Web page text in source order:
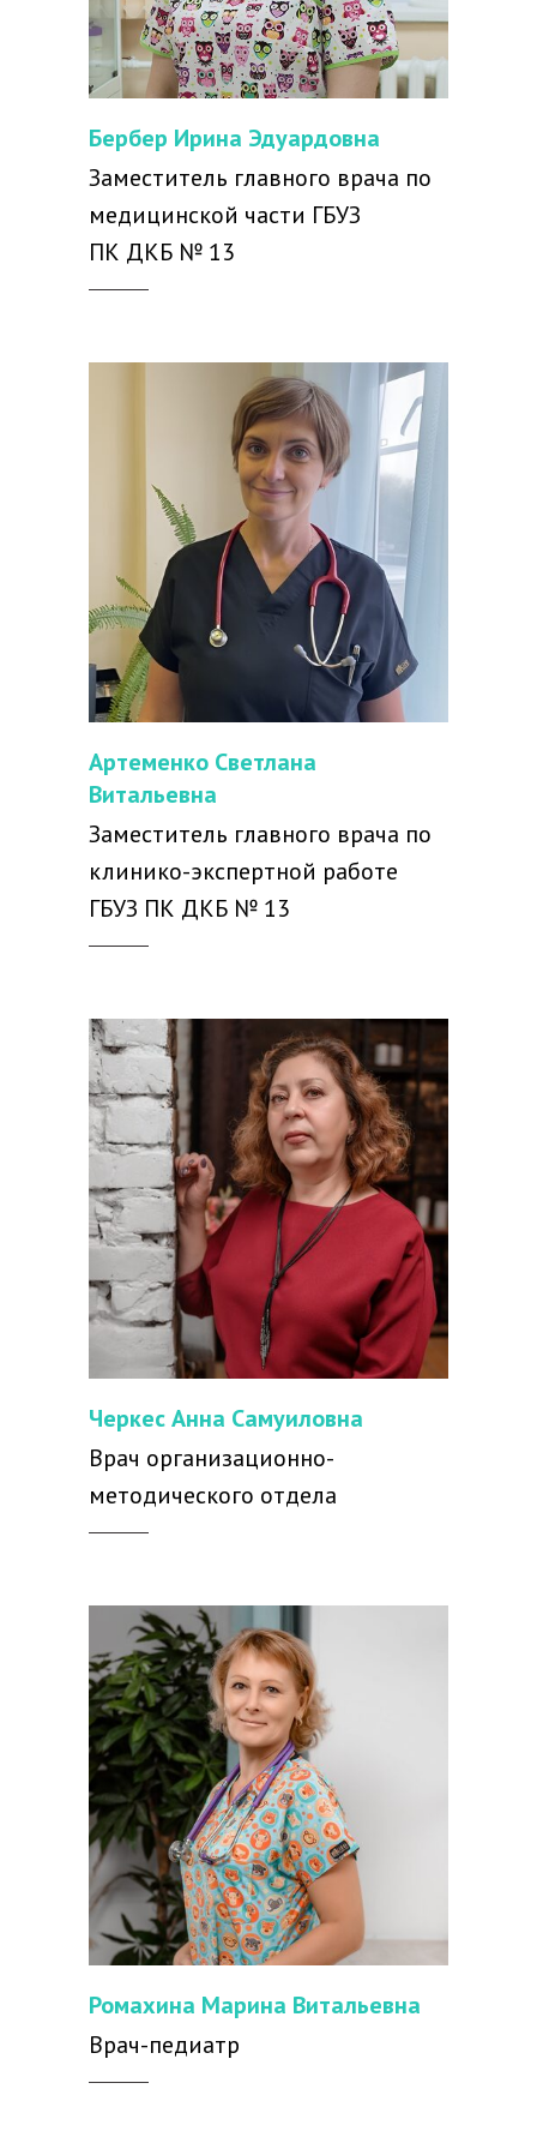
Бербер Ирина Эдуардовна
Заместитель главного врача по
медицинской части ГБУЗ
ПК ДКБ № 13
Артеменко Светлана
Витальевна
Заместитель главного врача по
клинико-экспертной работе
ГБУЗ ПК ДКБ № 13
Черкес Анна Самуиловна
Врач организационно-
методического отдела
Ромахина Марина Витальевна
Врач-педиатр